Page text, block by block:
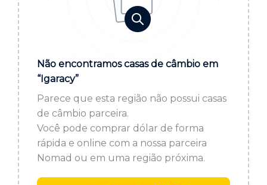
BROKER DE OFERTAS
ou cadastre-se se ainda não tem registro:
Não encontramos casas de câmbio em
“Igaracy”
Parece que esta região não possui casas
de câmbio parceira.
Você pode comprar dólar de forma
rápida e online com a nossa parceira
Nomad ou em uma região próxima.